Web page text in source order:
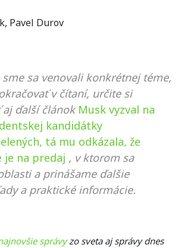
, Pavel Durov
sa venovali konkrétnej téme,
v čítaní, určite si
ďalší článok Musk vyzval na
kandidátky
tá mu odkázala, že
je na predaj , v ktorom sa
a prinášame ďalšie
a praktické informácie.
správyzo sveta aj správy dnes